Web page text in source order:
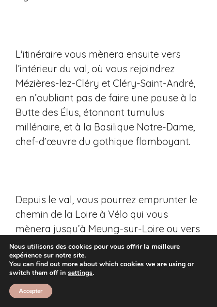
L'itinéraire vous mènera ensuite vers
l’intérieur du val, où vous rejoindrez
Mézières-lez-Cléry et Cléry-Saint-André,
en n’oubliant pas de faire une pause à la
Butte des Élus, étonnant tumulus
millénaire, et à la Basilique Notre-Dame,
chef-d’œuvre du gothique flamboyant.
Depuis le val, vous pourrez emprunter le
chemin de la Loire à Vélo qui vous
mènera jusqu’à Meung-sur-Loire ou vers
la réserve naturelle de la Pointe du
Courpain.
Nous utilisons des cookies pour vous offrir la meilleure
expérience sur notre site.
You can find out more about which cookies we are using or
switch them off in settings.
Accepter